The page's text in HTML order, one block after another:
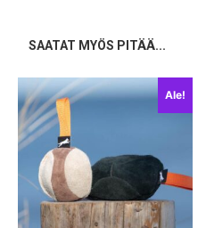
SAATAT MYÖS PITÄÄ...
Ale!